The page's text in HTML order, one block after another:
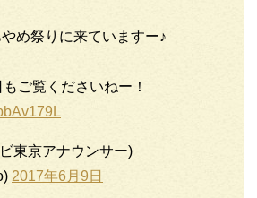
め祭りに来ていますー♪
ご覧くださいねー！
東京アナウンサー)
2017年6月9日